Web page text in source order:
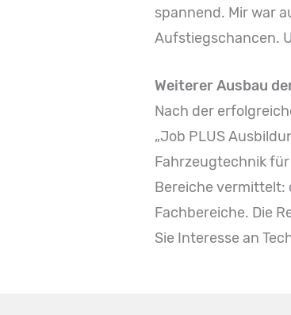
spannend. Mir war
Aufstiegschancen.
Weiterer Ausbau
Nach der
„Job PLUS
Fahrzeugtechnik
Bereiche vermittelt:
Fachbereiche. Die
Sie Interesse an